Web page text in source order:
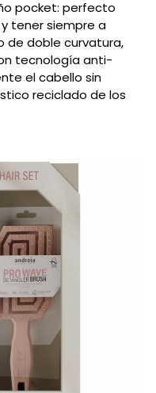
pocket: perfecto
tener siempre a
de doble curvatura,
tecnología anti-
el cabello sin
reciclado de los